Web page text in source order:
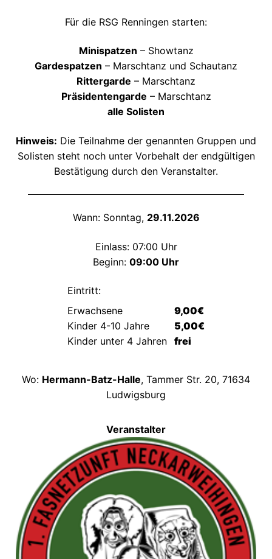
Für die RSG Renningen starten:
Minispatzen – Showtanz
Gardespatzen – Marschtanz und Schautanz
Rittergarde – Marschtanz
Präsidentengarde – Marschtanz
alle Solisten
Hinweis: Die Teilnahme der genannten Gruppen und
Solisten steht noch unter Vorbehalt der endgültigen
Bestätigung durch den Veranstalter.
Wann: Sonntag, 29.11.2026
Einlass: 07:00 Uhr
Beginn: 09:00 Uhr
Eintritt:
Erwachsene
9,00€
Kinder 4-10 Jahre
5,00€
Kinder unter 4 Jahren frei
Wo: Hermann-Batz-Halle, Tammer Str. 20, 71634
Ludwigsburg
Veranstalter